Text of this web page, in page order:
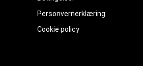
Personvernerklæring
Cookie policy